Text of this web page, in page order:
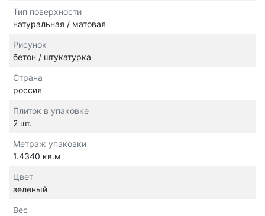
Тип поверхности
натуральная / матовая
Рисунок
бетон / штукатурка
Страна
россия
Плиток в упаковке
2 шт.
Метраж упаковки
1.4340 кв.м
Цвет
зеленый
Вес